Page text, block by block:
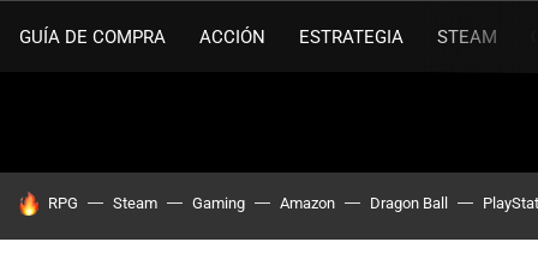
GUÍA DE COMPRA ACCIÓN ESTRATEGIA STEAM
HOY SE HABLA DE
RPG Steam Gaming Amazon Dragon Ball